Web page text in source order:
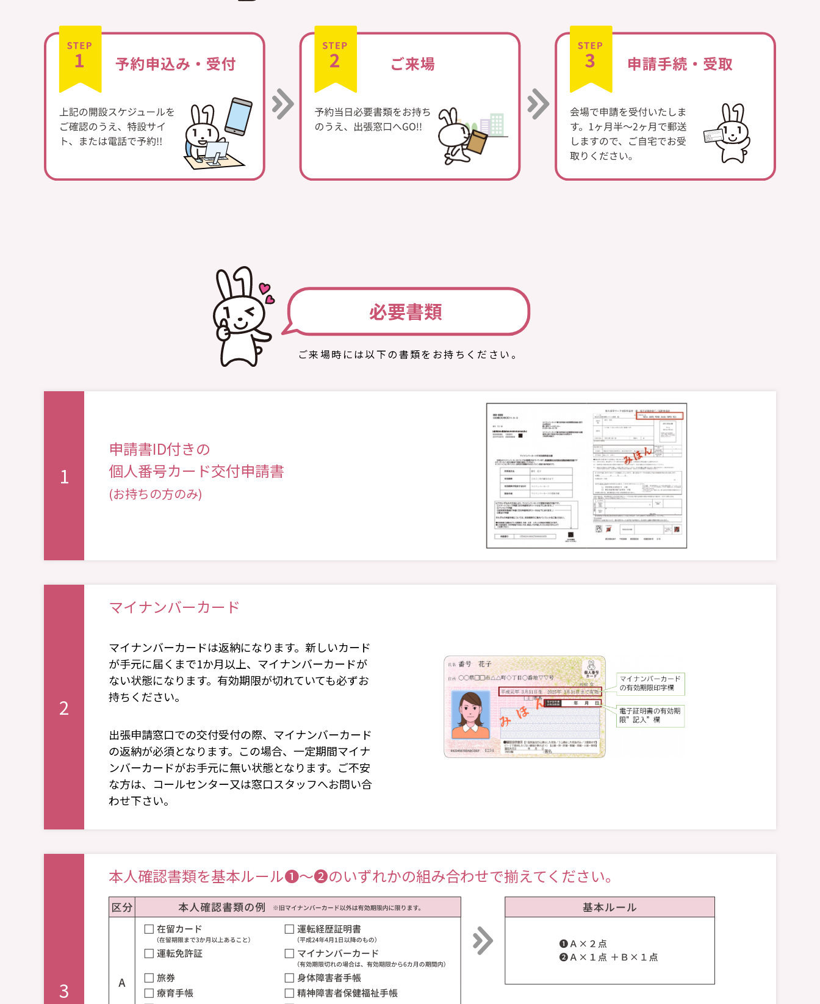
ご来場時には以下の書類をお持ちください。
1
申請書ID付きの
個人番号カード交付申請書
(お持ちの方のみ)
2
マイナンバーカード
マイナンバーカードは返納になります。新しいカード
が⼿元に届くまで1か⽉以上、マイナンバーカードが
ない状態になります。有効期限が切れていても必ずお
持ちください。
出張申請窓⼝での交付受付の際、マイナンバーカード
の返納が必須となります。この場合、⼀定期間マイナ
ンバーカードがお⼿元に無い状態となります。ご不安
な⽅は、コールセンター⼜は窓⼝スタッフへお問い合
わせ下さい。
3
本人確認書類を基本ルール❶～❷のいずれかの組み合わせで揃えてください。